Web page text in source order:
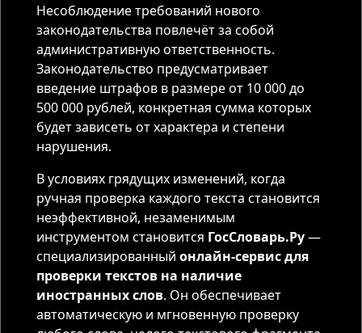
Несоблюдение требований нового
законодательства повлечёт за собой
административную ответственность.
Законодательство предусматривает
введение штрафов в размере от 10 000 до
500 000 рублей, конкретная сумма которых
будет зависеть от характера и степени
нарушения.
В условиях грядущих изменений, когда
ручная проверка каждого текста становится
неэффективной, незаменимым
инструментом становится ГосСловарь.Ру—
специализированный онлайн-сервис для
проверки текстов на наличие
иностранных слов. Он обеспечивает
автоматическую и мгновенную проверку